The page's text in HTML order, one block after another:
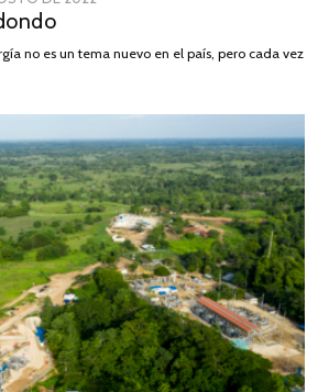
DE
no es un tema nuevo en el país, pero cada vez